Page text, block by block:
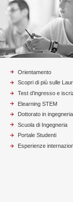
Orientamento
Scopri di più sulle
Test d’ingresso e
Elearning STEM
Dottorato in
Scuola di Ingegneria
Portale Studenti
Esperienze